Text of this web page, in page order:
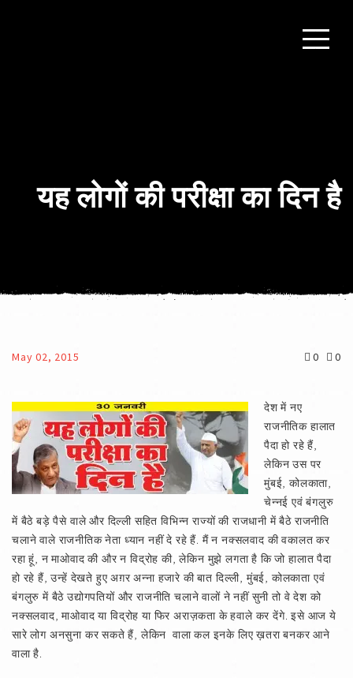
यह लोगों की परीक्षा का दिन है
May 02, 2015 0 0
देश में नए
राजनीतिक हालात
पैदा हो रहे हैं,
लेकिन उस पर
मुंबई, कोलकाता,
चेन्नई एवं बंगलुरु
में बैठे बड़े पैसे वाले और दिल्ली सहित विभिन्न राज्यों की राजधानी में बैठे राजनीति
चलाने वाले राजनीतिक नेता ध्यान नहीं दे रहे हैं. मैं न नक्सलवाद की वकालत कर
रहा हूं, न माओवाद की और न विद्रोह की, लेकिन मुझे लगता है कि जो हालात पैदा
हो रहे हैं, उन्हें देखते हुए अग़र अन्ना हजारे की बात दिल्ली, मुंबई, कोलकाता एवं
बंगलुरु में बैठे उद्योगपतियों और राजनीति चलाने वालों ने नहीं सुनी तो वे देश को
नक्सलवाद, माओवाद या विद्रोह या फिर अराज़कता के हवाले कर देंगे. इसे आज ये
सारे लोग अनसुना कर सकते हैं, लेकिन वाला कल इनके लिए ख़तरा बनकर आने
वाला है.